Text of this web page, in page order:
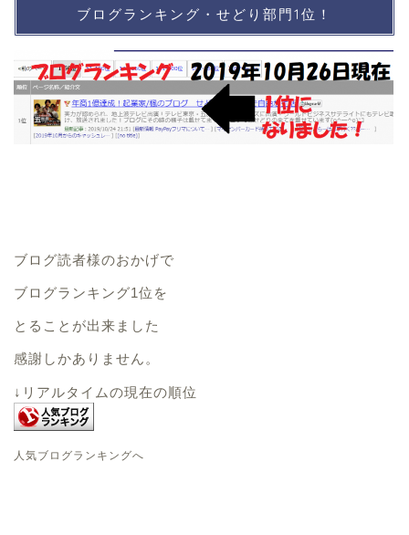
ブログランキング・せどり部門1位！
ブログ読者様のおかげで
ブログランキング1位を
とることが出来ました
感謝しかありません。
↓リアルタイムの現在の順位
人気ブログランキングへ